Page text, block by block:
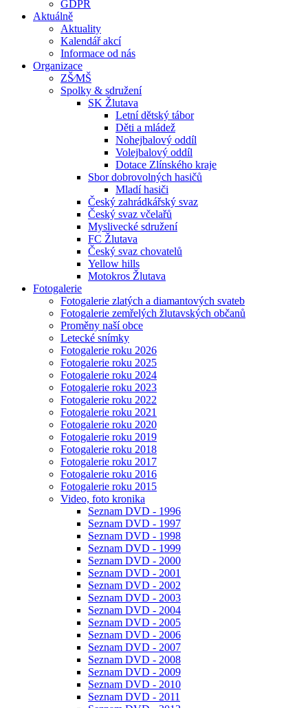
GDPR
Aktuálně
Aktuality
Kalendář akcí
Informace od nás
Organizace
ZŠ⁄MŠ
Spolky & sdružení
SK Žlutava
Letní dětský tábor
Děti a mládež
Nohejbalový oddíl
Volejbalový oddíl
Dotace Zlínského kraje
Sbor dobrovolných hasičů
Mladí hasiči
Český zahrádkářský svaz
Český svaz včelařů
Myslivecké sdružení
FC Žlutava
Český svaz chovatelů
Yellow hills
Motokros Žlutava
Fotogalerie
Fotogalerie zlatých a diamantových svateb
Fotogalerie zemřelých žlutavských občanů
Proměny naší obce
Letecké snímky
Fotogalerie roku 2026
Fotogalerie roku 2025
Fotogalerie roku 2024
Fotogalerie roku 2023
Fotogalerie roku 2022
Fotogalerie roku 2021
Fotogalerie roku 2020
Fotogalerie roku 2019
Fotogalerie roku 2018
Fotogalerie roku 2017
Fotogalerie roku 2016
Fotogalerie roku 2015
Video, foto kronika
Seznam DVD - 1996
Seznam DVD - 1997
Seznam DVD - 1998
Seznam DVD - 1999
Seznam DVD - 2000
Seznam DVD - 2001
Seznam DVD - 2002
Seznam DVD - 2003
Seznam DVD - 2004
Seznam DVD - 2005
Seznam DVD - 2006
Seznam DVD - 2007
Seznam DVD - 2008
Seznam DVD - 2009
Seznam DVD - 2010
Seznam DVD - 2011